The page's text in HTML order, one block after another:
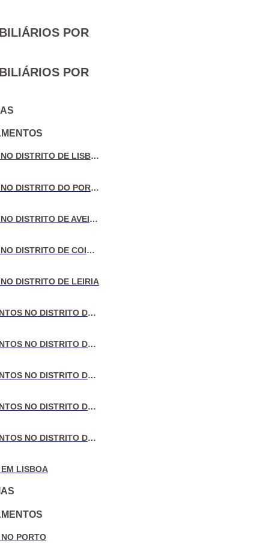
POR
POR
VENDA DE MORADIAS NO DISTRITO DE LISBOA
VENDA DE MORADIAS NO DISTRITO DO PORTO
VENDA DE MORADIAS NO DISTRITO DE AVEIRO
VENDA DE MORADIAS NO DISTRITO DE COIMBRA
DISTRITO DE LEIRIA
VENDA DE APARTAMENTOS NO DISTRITO DE LISBOA
VENDA DE APARTAMENTOS NO DISTRITO DO PORTO
VENDA DE APARTAMENTOS NO DISTRITO DE AVEIRO
VENDA DE APARTAMENTOS NO DISTRITO DE COIMBRA
VENDA DE APARTAMENTOS NO DISTRITO DE LEIRIA
LISBOA
PORTO